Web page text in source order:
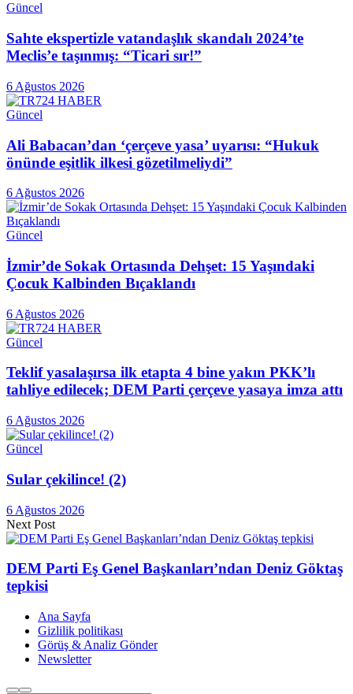
Güncel
Sahte ekspertizle vatandaşlık skandalı 2024’te
Meclis’e taşınmış: “Ticari sır!”
6 Ağustos 2026
Güncel
Ali Babacan’dan ‘çerçeve yasa’ uyarısı: “Hukuk
önünde eşitlik ilkesi gözetilmeliydi”
6 Ağustos 2026
Güncel
İzmir’de Sokak Ortasında Dehşet: 15 Yaşındaki
Çocuk Kalbinden Bıçaklandı
6 Ağustos 2026
Güncel
Teklif yasalaşırsa ilk etapta 4 bine yakın PKK’lı
tahliye edilecek; DEM Parti çerçeve yasaya imza attı
6 Ağustos 2026
Güncel
Sular çekilince! (2)
6 Ağustos 2026
Next Post
DEM Parti Eş Genel Başkanları’ndan Deniz Göktaş
tepkisi
Ana Sayfa
Gizlilik politikası
Görüş & Analiz Gönder
Newsletter